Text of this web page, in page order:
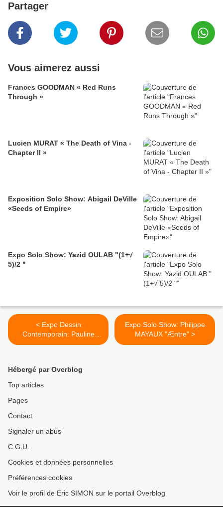
Partager
Vous aimerez aussi
Frances GOODMAN « Red Runs
Through »
Lucien MURAT « The Death of Vina -
Chapter II »
Exposition Solo Show: Abigail DeVille
«Seeds of Empire»
Expo Solo Show: Yazid OULAB "(1+√
5)/2 "
< Expo Dessin
Contemporain: Pauline
MARTINET et Zoé
Expo Solo Show: Philippe
MAYAUX "Æntre" >
Hébergé par Overblog
Top articles
Pages
Contact
Signaler un abus
C.G.U.
Cookies et données personnelles
Préférences cookies
Voir le profil de Eric SIMON sur le portail Overblog